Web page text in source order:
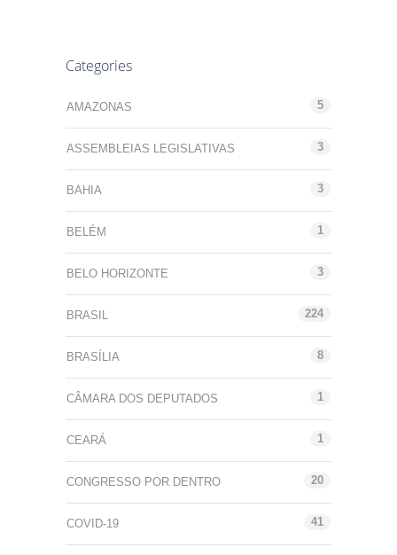
Categories
AMAZONAS 5
ASSEMBLEIAS LEGISLATIVAS 3
BAHIA 3
BELÉM 1
BELO HORIZONTE 3
BRASIL 224
BRASÍLIA 8
CÂMARA DOS DEPUTADOS 1
CEARÁ 1
CONGRESSO POR DENTRO 20
COVID-19 41